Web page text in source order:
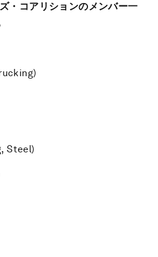
・コアリションのメンバー一
Steel)